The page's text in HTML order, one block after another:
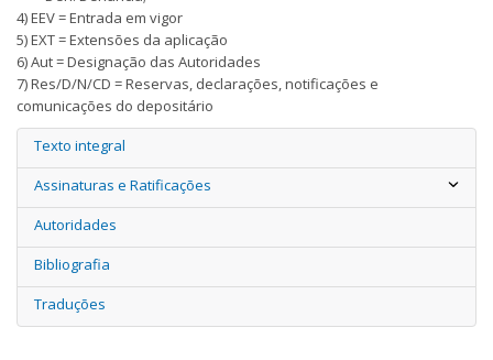
4) EEV = Entrada em vigor
5) EXT = Extensões da aplicação
6) Aut = Designação das Autoridades
7) Res/D/N/CD = Reservas, declarações, notificações e
comunicações do depositário
Texto integral
Assinaturas e Ratificações
Autoridades
Bibliografia
Traduções